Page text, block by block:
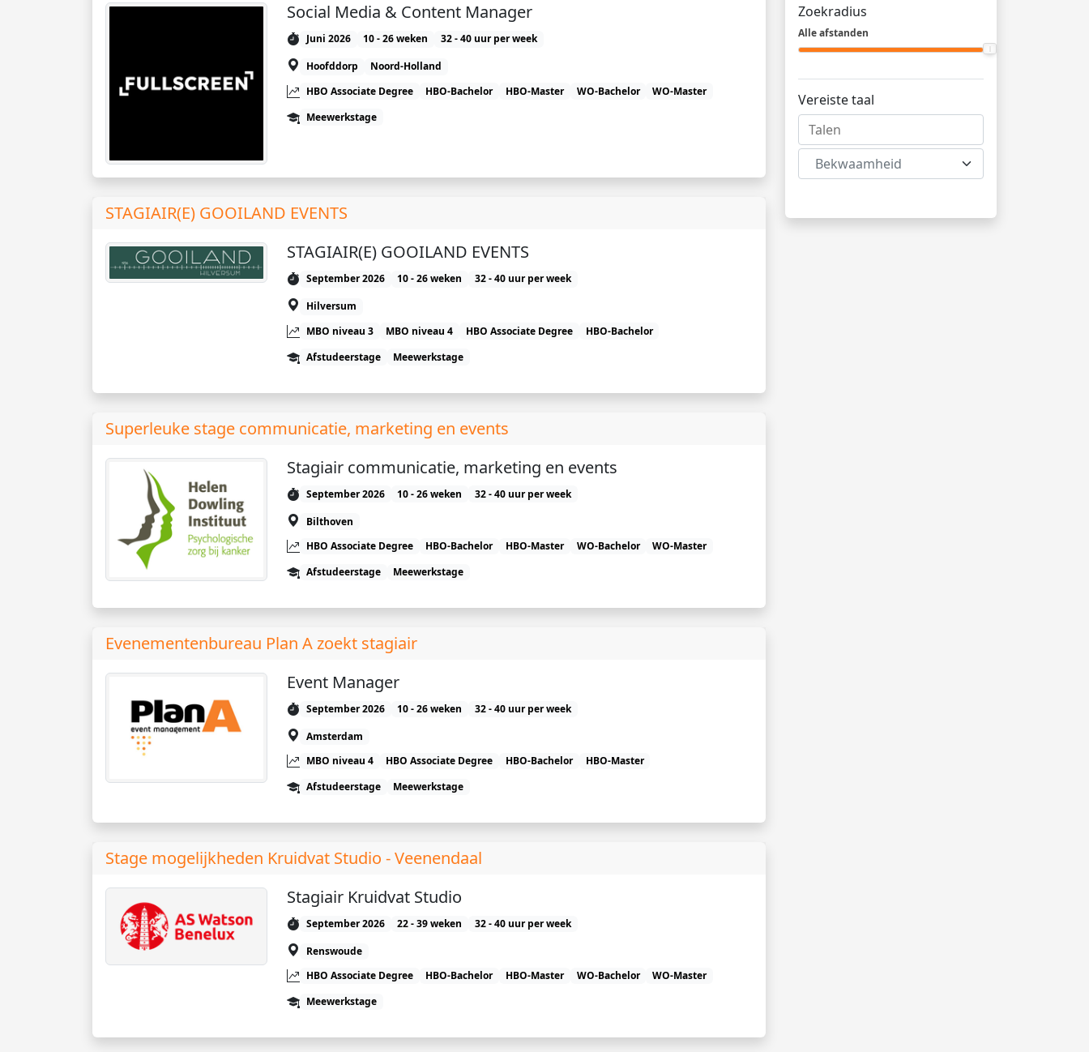
Zoekradius
Alle afstanden
Vereiste taal
Bekwaamheid
Social Media & Content Manager
Juni 2026 10 - 26 weken
32 - 40 uur per week
Hoofddorp
Noord-Holland
HBO Associate Degree
HBO-Bachelor HBO-Master WO-Bachelor
WO-Master
Meewerkstage
STAGIAIR(E) GOOILAND EVENTS
STAGIAIR(E) GOOILAND EVENTS
September 2026 10 - 26 weken
32 - 40 uur per week
Hilversum
MBO niveau 3
MBO niveau 4 HBO Associate Degree
HBO-Bachelor
Afstudeerstage
Meewerkstage
Superleuke stage communicatie, marketing en events
Stagiair communicatie, marketing en events
September 2026 10 - 26 weken
32 - 40 uur per week
Bilthoven
HBO Associate Degree
HBO-Bachelor HBO-Master WO-Bachelor
WO-Master
Afstudeerstage
Meewerkstage
Evenementenbureau Plan A zoekt stagiair
Event Manager
September 2026 10 - 26 weken
32 - 40 uur per week
Amsterdam
MBO niveau 4
HBO Associate Degree HBO-Bachelor
HBO-Master
Afstudeerstage
Meewerkstage
Stage mogelijkheden Kruidvat Studio - Veenendaal
Stagiair Kruidvat Studio
September 2026 22 - 39 weken
32 - 40 uur per week
Renswoude
HBO Associate Degree
HBO-Bachelor HBO-Master WO-Bachelor
WO-Master
Meewerkstage